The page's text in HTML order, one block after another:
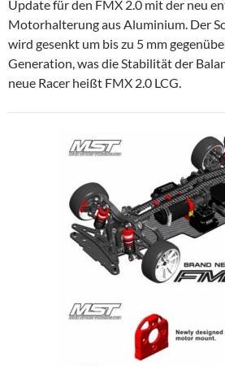
Update für den FMX 2.0 mit der neu
Motorhalterung aus Aluminium. Der
wird gesenkt um bis zu 5 mm
Generation, was die Stabilität der
neue Racer heißt FMX 2.0 LCG.